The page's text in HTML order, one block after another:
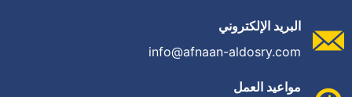
البريد الإلكتروني
info@afnaan-aldosry.com
مواعيد العمل